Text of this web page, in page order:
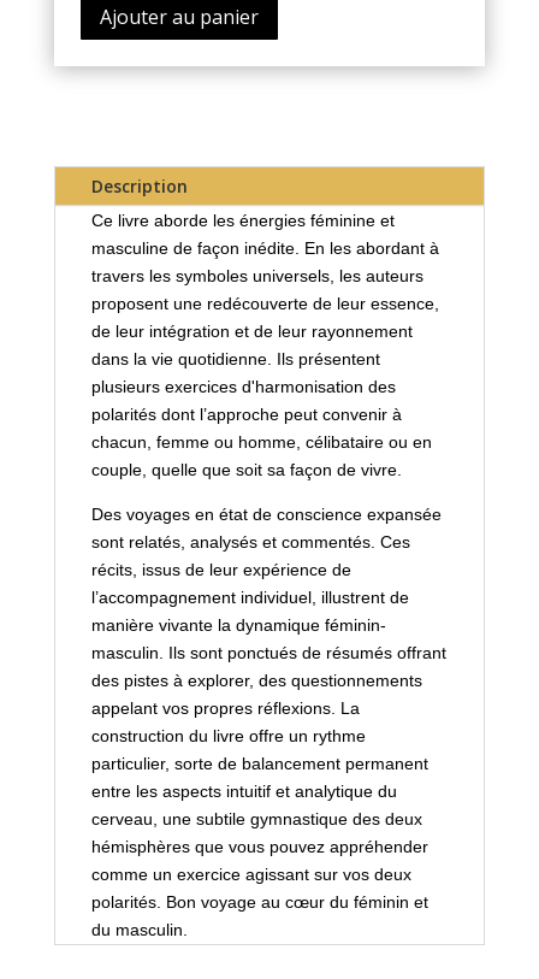
Ajouter au panier
Description
Ce livre aborde les énergies féminine et
masculine de façon inédite. En les abordant à
travers les symboles universels, les auteurs
proposent une redécouverte de leur essence,
de leur intégration et de leur rayonnement
dans la vie quotidienne. Ils présentent
plusieurs exercices d'harmonisation des
polarités dont l’approche peut convenir à
chacun, femme ou homme, célibataire ou en
couple, quelle que soit sa façon de vivre.
Des voyages en état de conscience expansée
sont relatés, analysés et commentés. Ces
récits, issus de leur expérience de
l’accompagnement individuel, illustrent de
manière vivante la dynamique féminin-
masculin. Ils sont ponctués de résumés offrant
des pistes à explorer, des questionnements
appelant vos propres réflexions. La
construction du livre offre un rythme
particulier, sorte de balancement permanent
entre les aspects intuitif et analytique du
cerveau, une subtile gymnastique des deux
hémisphères que vous pouvez appréhender
comme un exercice agissant sur vos deux
polarités. Bon voyage au cœur du féminin et
du masculin.